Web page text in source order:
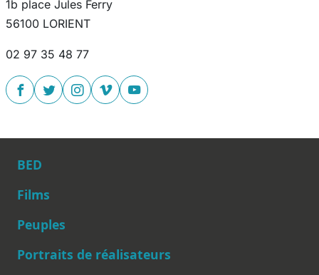
1b place Jules Ferry
56100 LORIENT
02 97 35 48 77
Main navigation
BED
Films
Peuples
Portraits de réalisateurs